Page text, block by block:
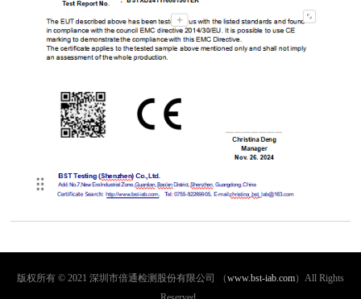
版权所有 © 2021 深圳市倍通检测股份有限公司 （www.bst-iab.com）All Rights